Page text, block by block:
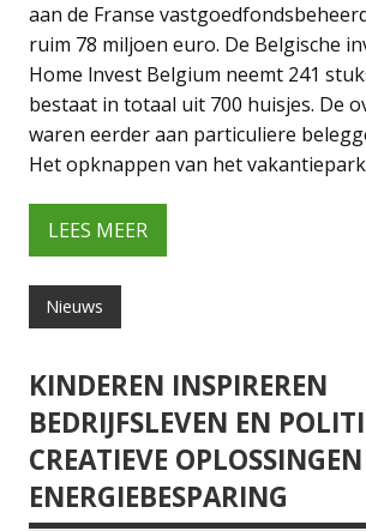
aan de Franse
ruim 78 miljoen euro. De Belgische
Home lnvest Belgium neemt 241
bestaat in totaal uit 700 huisjes. De
waren eerder aan particuliere
Het opknappen van het
LEES MEER
Nieuws
KINDEREN INSPIREREN
BEDRIJFSLEVEN EN
CREATIEVE
ENERGIEBESPARING